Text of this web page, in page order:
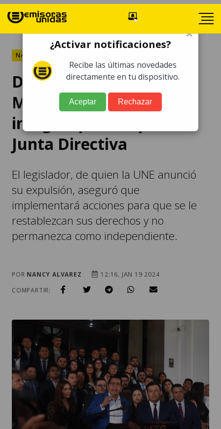
NACIONALES
Diputado Adim
Maldonado desiste de
integrar planilla para
Junta Directiva
El legislador, de quien la UNE anunció
su expulsión, aseguró que
implementará acciones para que se le
restablezcan sus derechos y no
permanezca como independiente.
POR NANCY ALVAREZ
12:16, JAN 19 2024
COMPARTIR:
×
¿Activar notificaciones?
Recibe las últimas novedades
directamente en tu dispositivo.
Aceptar Rechazar